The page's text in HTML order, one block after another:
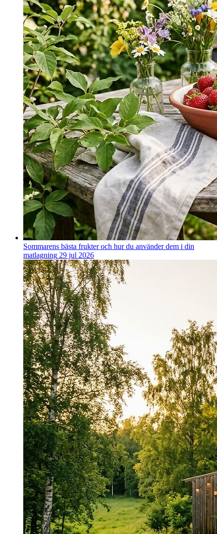
Sommarens bästa frukter och hur du använder dem i din
matlagning 29 jul 2026